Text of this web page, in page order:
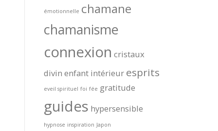
émotionnelle chamane
chamanisme
connexion cristaux
divin enfant intérieur esprits
eveil spirituel foi fée gratitude
guides hypersensible
hypnose inspiration Japon